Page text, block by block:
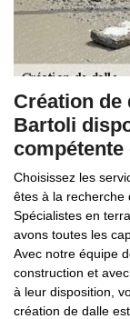
Création de
Bartoli
Choisissez les
êtes à la recherche
Spécialistes en
avons toutes les
Avec notre équipe
construction et
à leur disposition,
création de dalle